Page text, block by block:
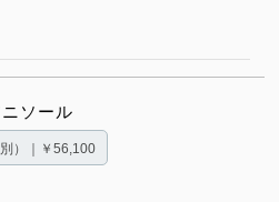
ソール
別）｜￥56,100